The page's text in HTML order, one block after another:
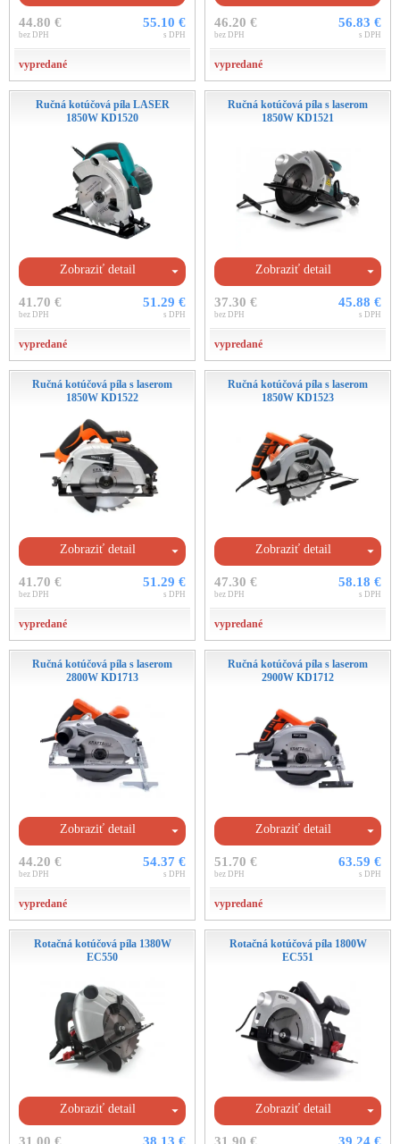
44.80 €
bez DPH
55.10 €
s DPH
vypredané
46.20 €
bez DPH
56.83 €
s DPH
vypredané
Ručná kotúčová píla LASER
1850W KD1520
Zobraziť detail
41.70 €
bez DPH
51.29 €
s DPH
vypredané
Ručná kotúčová píla s laserom
1850W KD1521
Zobraziť detail
37.30 €
bez DPH
45.88 €
s DPH
vypredané
Ručná kotúčová píla s laserom
1850W KD1522
Zobraziť detail
41.70 €
bez DPH
51.29 €
s DPH
vypredané
Ručná kotúčová píla s laserom
1850W KD1523
Zobraziť detail
47.30 €
bez DPH
58.18 €
s DPH
vypredané
Ručná kotúčová píla s laserom
2800W KD1713
Zobraziť detail
44.20 €
bez DPH
54.37 €
s DPH
vypredané
Ručná kotúčová píla s laserom
2900W KD1712
Zobraziť detail
51.70 €
bez DPH
63.59 €
s DPH
vypredané
Rotačná kotúčová píla 1380W
EC550
Zobraziť detail
Rotačná kotúčová píla 1800W
EC551
Zobraziť detail